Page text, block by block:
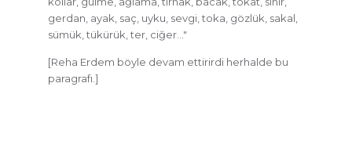
gerdan, ayak, saç, uyku, sevgi, toka, gözlük, sakal,
sümük, tükürük, ter, ciğer…"
[Reha Erdem böyle devam ettirirdi herhalde bu
paragrafı.]